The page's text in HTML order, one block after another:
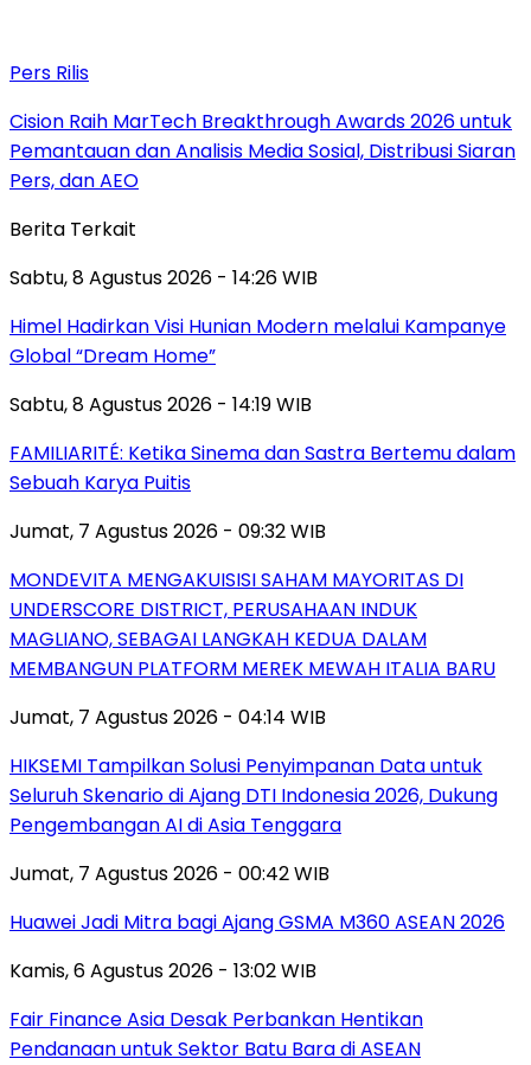
Pers Rilis
Cision Raih MarTech Breakthrough Awards 2026 untuk
Pemantauan dan Analisis Media Sosial, Distribusi Siaran
Pers, dan AEO
Berita Terkait
Sabtu, 8 Agustus 2026 - 14:26 WIB
Himel Hadirkan Visi Hunian Modern melalui Kampanye
Global “Dream Home”
Sabtu, 8 Agustus 2026 - 14:19 WIB
FAMILIARITÉ: Ketika Sinema dan Sastra Bertemu dalam
Sebuah Karya Puitis
Jumat, 7 Agustus 2026 - 09:32 WIB
MONDEVITA MENGAKUISISI SAHAM MAYORITAS DI
UNDERSCORE DISTRICT, PERUSAHAAN INDUK
MAGLIANO, SEBAGAI LANGKAH KEDUA DALAM
MEMBANGUN PLATFORM MEREK MEWAH ITALIA BARU
Jumat, 7 Agustus 2026 - 04:14 WIB
HIKSEMI Tampilkan Solusi Penyimpanan Data untuk
Seluruh Skenario di Ajang DTI Indonesia 2026, Dukung
Pengembangan AI di Asia Tenggara
Jumat, 7 Agustus 2026 - 00:42 WIB
Huawei Jadi Mitra bagi Ajang GSMA M360 ASEAN 2026
Kamis, 6 Agustus 2026 - 13:02 WIB
Fair Finance Asia Desak Perbankan Hentikan
Pendanaan untuk Sektor Batu Bara di ASEAN